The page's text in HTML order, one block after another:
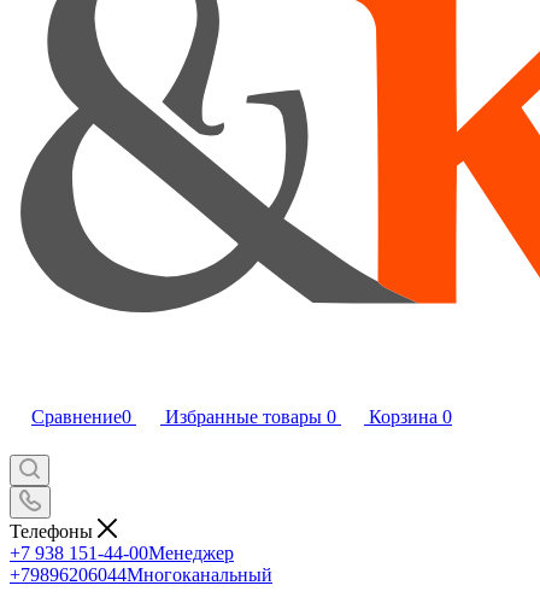
Сравнение0 Избранные товары 0 Корзина 0
Телефоны
+7 938 151-44-00Менеджер
+79896206044Многоканальный